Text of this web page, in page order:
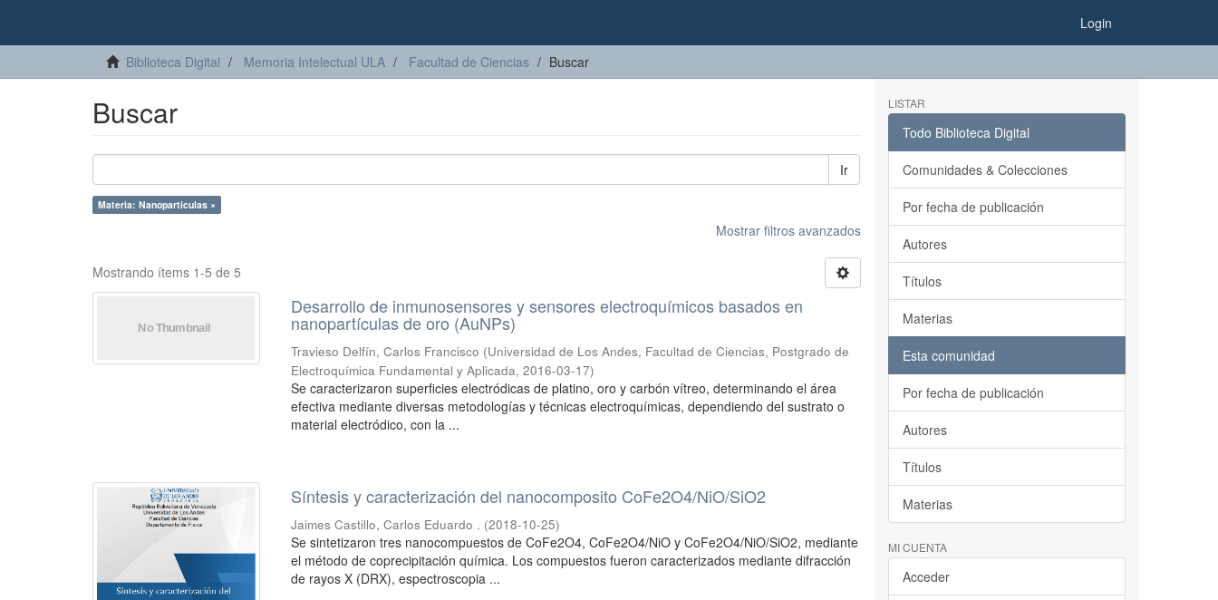
Login
Biblioteca Digital Memoria Intelectual ULA Facultad de Ciencias Buscar
Buscar
Ir
Materia: Nanopartículas ×
Mostrar filtros avanzados
Mostrando ítems 1-5 de 5
Desarrollo de inmunosensores y sensores electroquímicos basados en
nanopartículas de oro (AuNPs)
Travieso Delfín, Carlos Francisco (Universidad de Los Andes, Facultad de Ciencias, Postgrado de
Electroquímica Fundamental y Aplicada,2016-03-17)
Se caracterizaron superficies electródicas de platino, oro y carbón vítreo, determinando el área
efectiva mediante diversas metodologías y técnicas electroquímicas, dependiendo del sustrato o
material electródico, con la ...
Síntesis y caracterización del nanocomposito CoFe2O4/NiO/SiO2
Jaimes Castillo, Carlos Eduardo . (2018-10-25)
Se sintetizaron tres nanocompuestos de CoFe2O4, CoFe2O4/NiO y CoFe2O4/NiO/SiO2, mediante
el método de coprecipitación química. Los compuestos fueron caracterizados mediante difracción
de rayos X (DRX), espectroscopia ...
LISTAR
Todo Biblioteca Digital
Comunidades & Colecciones
Por fecha de publicación
Autores
Títulos
Materias
Esta comunidad
Por fecha de publicación
Autores
Títulos
Materias
MI CUENTA
Acceder